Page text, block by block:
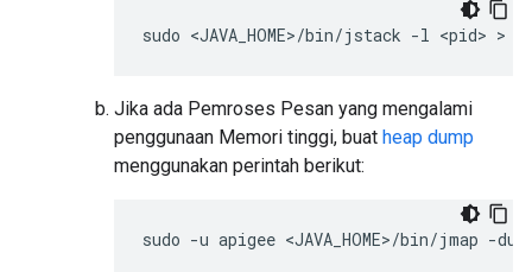
Jika ada Pemroses Pesan yang mengalami
penggunaan Memori tinggi, buat heap dump
menggunakan perintah berikut:
sudo -u apigee <JAVA_HOME>/bin/jmap -